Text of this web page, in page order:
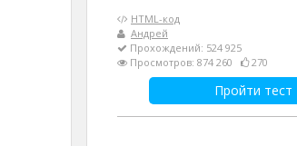
HTML-код
Андрей
Прохождений: 524 925
Просмотров: 874 260
270
Пройти тест